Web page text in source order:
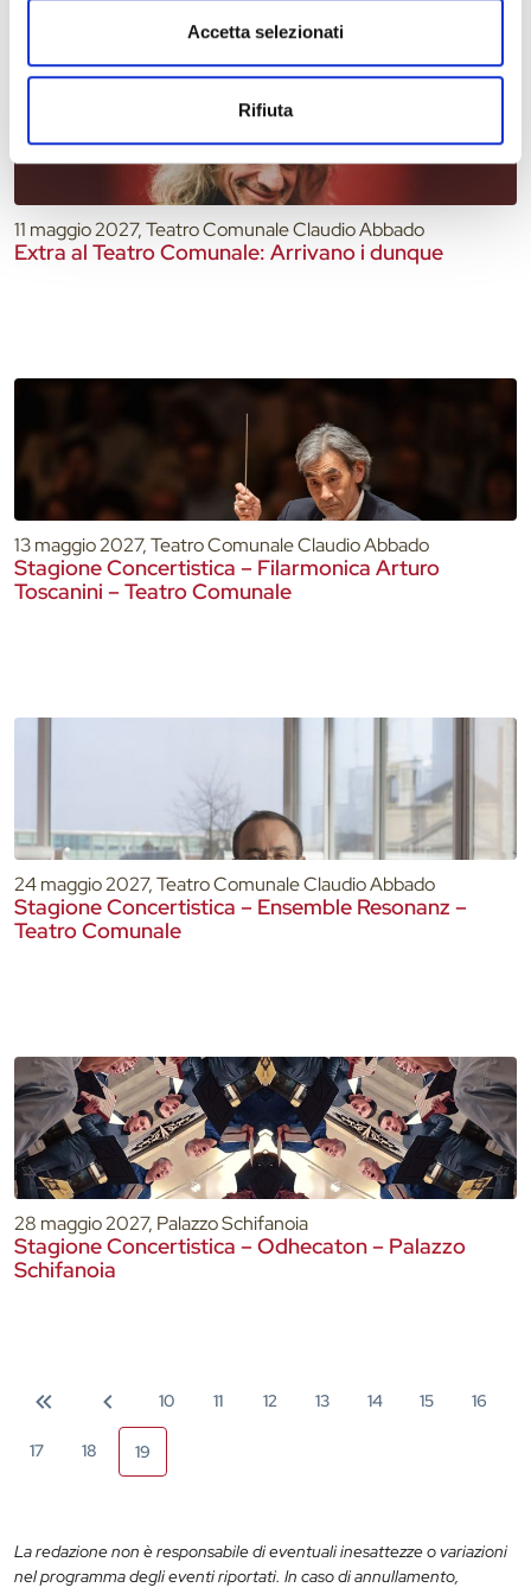
Accetta selezionati
Rifiuta
11 maggio 2027, Teatro Comunale Claudio Abbado
Extra al Teatro Comunale: Arrivano i dunque
13 maggio 2027, Teatro Comunale Claudio Abbado
Stagione Concertistica – Filarmonica Arturo
Toscanini – Teatro Comunale
24 maggio 2027, Teatro Comunale Claudio Abbado
Stagione Concertistica – Ensemble Resonanz –
Teatro Comunale
28 maggio 2027, Palazzo Schifanoia
Stagione Concertistica – Odhecaton – Palazzo
Schifanoia
10 11 12 13 14 15 16
17 18 19
La redazione non è responsabile di eventuali inesattezze o variazioni
nel programma degli eventi riportati. In caso di annullamento,